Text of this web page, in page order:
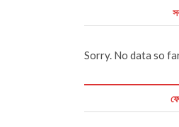
Sorry. No data so